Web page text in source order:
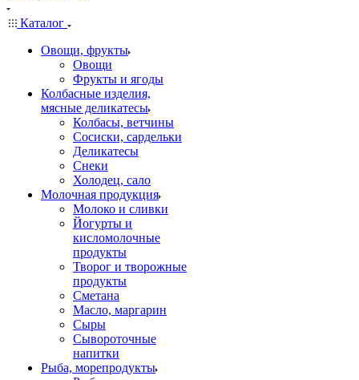
Каталог
Овощи, фрукты
Овощи
Фрукты и ягоды
Колбасные изделия,
мясные деликатесы
Колбасы, ветчины
Сосиски, сардельки
Деликатесы
Снеки
Холодец, сало
Молочная продукция
Молоко и сливки
Йогурты и
кисломолочные
продукты
Творог и творожные
продукты
Сметана
Масло, маргарин
Сыры
Сывороточные
напитки
Рыба, морепродукты